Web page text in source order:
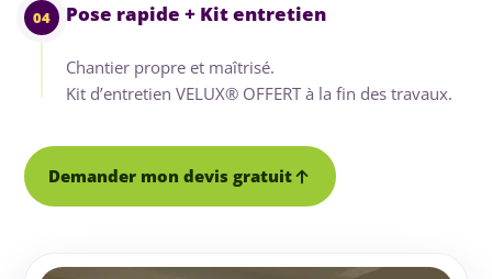
04 Pose rapide + Kit entretien
Chantier propre et maîtrisé.
Kit d’entretien VELUX® OFFERT à la fin des travaux.
Demander mon devis gratuit